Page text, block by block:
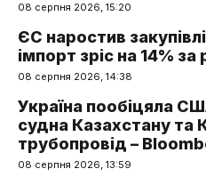
08 серпня 2026, 15:20
ЄС наростив
імпорт зріс на 14% за
08 серпня 2026, 14:38
Україна пообіцяла
судна Казахстану та
трубопровід –
08 серпня 2026, 13:59